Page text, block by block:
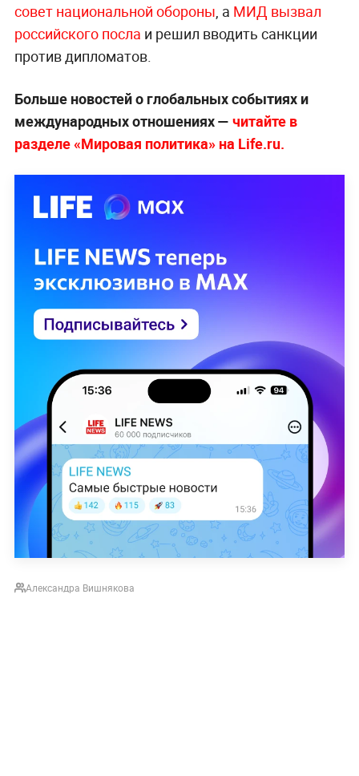
совет национальной обороны, а МИД вызвал
российского посла и решил вводить санкции
против дипломатов.
Больше новостей о глобальных событиях и
международных отношениях — читайте в
разделе «Мировая политика» на Life.ru.
Александра Вишнякова